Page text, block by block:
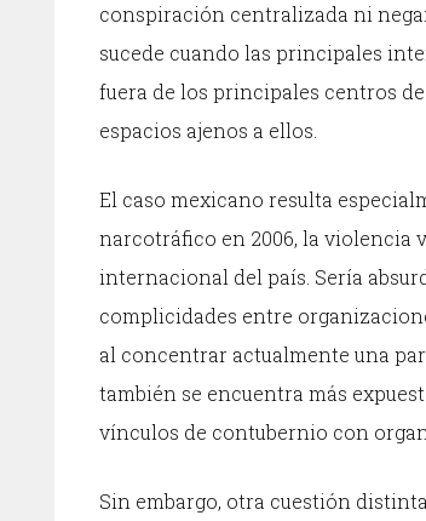
conspiración centralizada ni
sucede cuando las principales
fuera de los principales centros
espacios ajenos a ellos.
El caso mexicano resulta
narcotráfico en 2006, la violencia
internacional del país. Sería
complicidades entre
al concentrar actualmente una
también se encuentra más
vínculos de contubernio con
Sin embargo, otra cuestión